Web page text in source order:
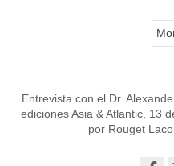
Entrevista con el Dr.
ediciones Asia & Atlantic, 13
por Rouget